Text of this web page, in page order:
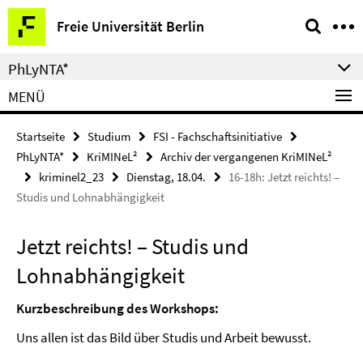
Springe
direkt
zu
Inhalt
Freie Universität Berlin
Service-
Navigation
PhLyNTA*
MENÜ
Startseite Studium
FSI - Fachschaftsinitiative
PhLyNTA*
KriMINeL²
Archiv der vergangenen KriMINeL²
kriminel2_23
Dienstag, 18.04.
16-18h: Jetzt reichts! –
Studis und Lohnabhängigkeit
Jetzt reichts! – Studis und
Lohnabhängigkeit
Kurzbeschreibung des Workshops:
Uns allen ist das Bild über Studis und Arbeit bewusst.